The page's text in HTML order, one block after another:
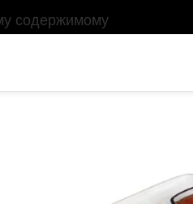
содержимому